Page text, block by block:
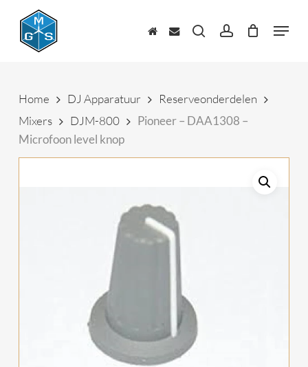
content
zoekenaccount Menu
Home DJ Apparatuur
Reserveonderdelen
Mixers
DJM-800
Pioneer – DAA1308 –
Microfoon level knop